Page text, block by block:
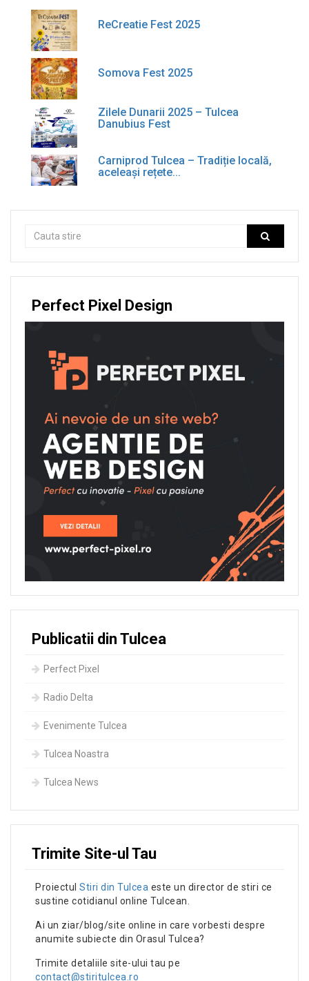
ReCreatie Fest 2025
Somova Fest 2025
Zilele Dunarii 2025 – Tulcea
Danubius Fest
Carniprod Tulcea – Tradiție locală,
aceleași rețete...
Perfect Pixel Design
Publicatii din Tulcea
Perfect Pixel
Radio Delta
Evenimente Tulcea
Tulcea Noastra
Tulcea News
Trimite Site-ul Tau
Proiectul Stiri din Tulcea este un director de stiri ce
sustine cotidianul online Tulcean.
Ai un ziar/blog/site online in care vorbesti despre
anumite subiecte din Orasul Tulcea?
Trimite detaliile site-ului tau pe
contact@stiritulcea.ro